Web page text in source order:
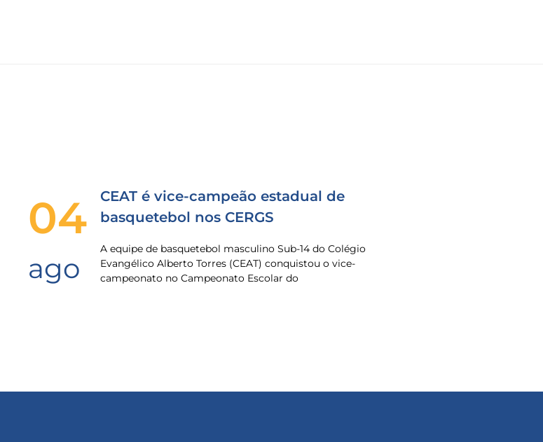
04
ago
CEAT é vice-campeão estadual de
basquetebol nos CERGS
A equipe de basquetebol masculino Sub-14 do Colégio
Evangélico Alberto Torres (CEAT) conquistou o vice-
campeonato no Campeonato Escolar do